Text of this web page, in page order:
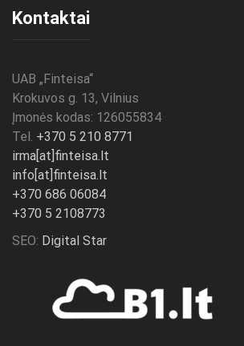
Kontaktai
UAB „Finteisa“
Krokuvos g. 13, Vilnius
Įmonės kodas: 126055834
Tel. +370 5 210 8771
irma[at]finteisa.lt
info[at]finteisa.lt
+370 686 06084
+370 5 2108773
SEO: Digital Star